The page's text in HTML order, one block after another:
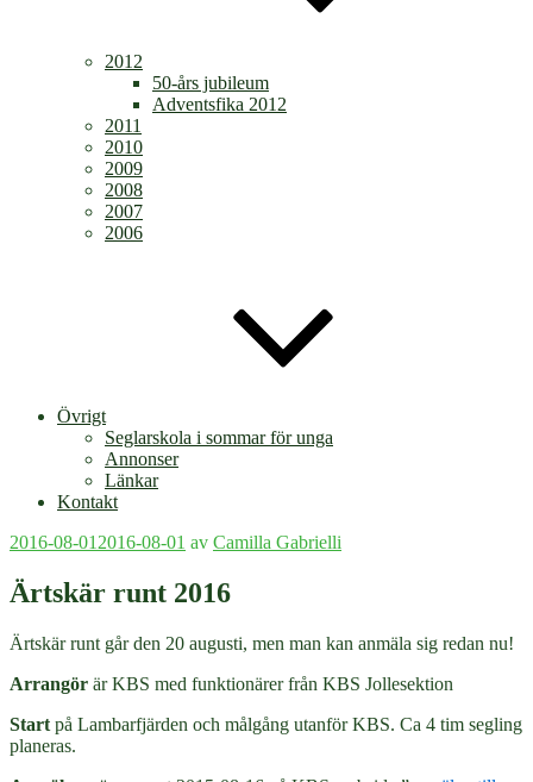
2012
50-års jubileum
Adventsfika 2012
2011
2010
2009
2008
2007
2006
Övrigt
Seglarskola i sommar för unga
Annonser
Länkar
Kontakt
Publicerat
2016-08-01 2016-08-01 av Camilla Gabrielli
Ärtskär runt 2016
Ärtskär runt går den 20 augusti, men man kan anmäla sig redan nu!
Arrangör är KBS med funktionärer från KBS Jollesektion
Start på Lambarfjärden och målgång utanför KBS. Ca 4 tim segling
planeras.